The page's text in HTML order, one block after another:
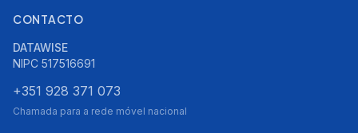
CONTACTO
DATAWISE
NIPC 517516691
+351 928 371 073
Chamada para a rede móvel nacional